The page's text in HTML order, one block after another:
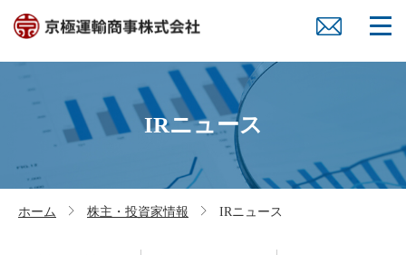
IRニュース
ホーム 株主・投資家情報 IRニュース